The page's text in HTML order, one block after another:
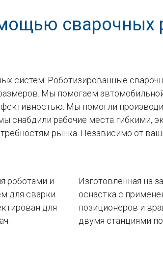
сварочных
систем. Роботизированные
Мы помогаем
Мы помогли
снабдили рабочие места гибкими,
рынка. Независимо от
роботами и
для сварки
для
Изготовленная на
оснастка с
позиционеров и
двумя станциями